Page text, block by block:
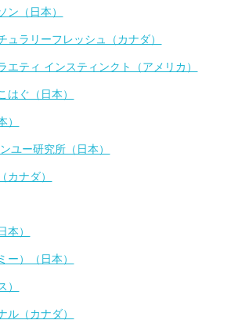
ン（日本）
ュラリーフレッシュ（カナダ）
エティ インスティンクト（アメリカ）
はぐ（日本）
）
ユー研究所（日本）
カナダ）
本）
ー）（日本）
）
ル（カナダ）